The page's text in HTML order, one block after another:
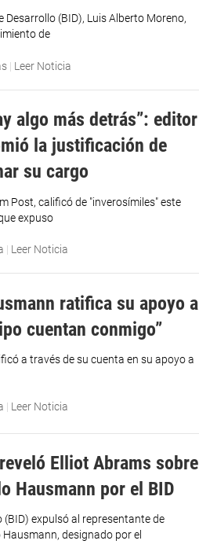
(BID), Luis Alberto Moreno,
de
| Leer Noticia
algo más detrás”: editor
la justificación de
su cargo
Post, calificó de "inverosímiles" este
expuso
| Leer Noticia
ratifica su apoyo a
cuentan conmigo”
a través de su cuenta en su apoyo a
| Leer Noticia
reveló Elliot Abrams sobre
Hausmann por el BID
expulsó al representante de
designado por el